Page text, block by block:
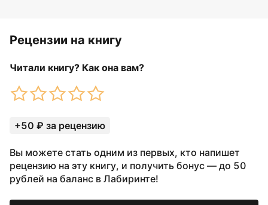
Рецензии на книгу
Читали книгу? Как она вам?
+50 ₽ за рецензию
Вы можете стать одним из первых, кто напишет
рецензию на эту книгу, и получить бонус — до 50
рублей на баланс в Лабиринте!